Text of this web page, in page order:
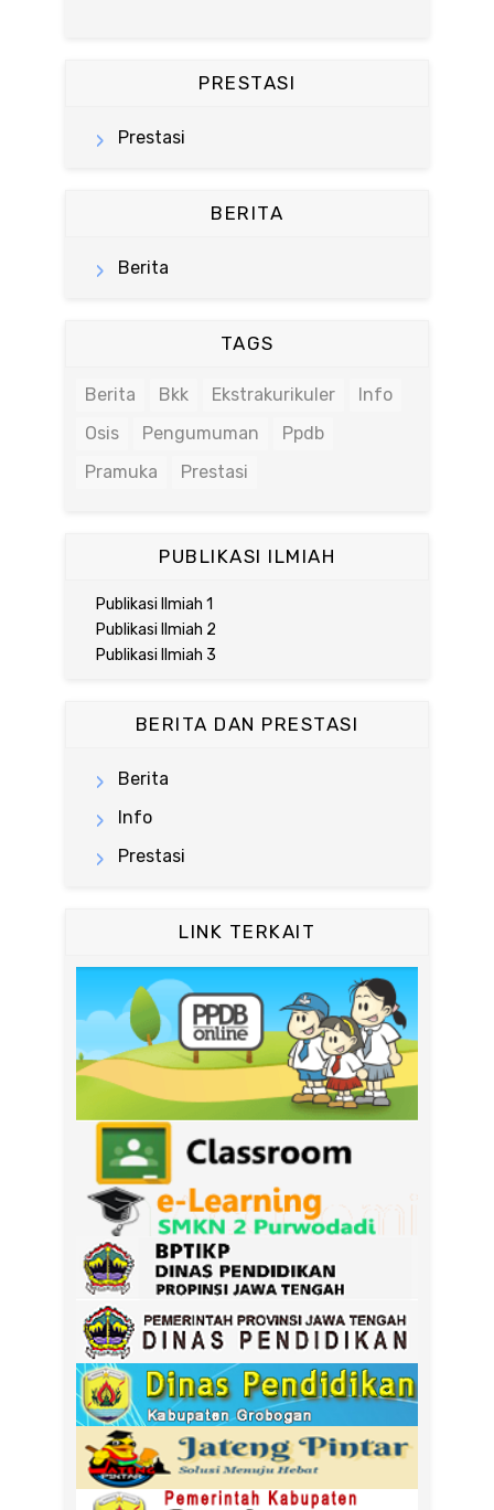
PRESTASI
Prestasi
BERITA
Berita
TAGS
Berita Bkk Ekstrakurikuler
Info
Osis
Pengumuman
Ppdb
Pramuka
Prestasi
PUBLIKASI ILMIAH
Publikasi Ilmiah 1
Publikasi Ilmiah 2
Publikasi Ilmiah 3
BERITA DAN PRESTASI
Berita
Info
Prestasi
LINK TERKAIT